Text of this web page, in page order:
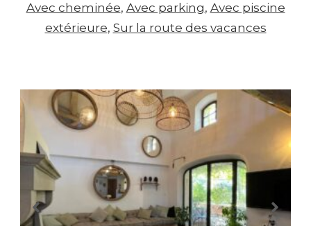
Avec cheminée, Avec parking, Avec piscine
extérieure, Sur la route des vacances